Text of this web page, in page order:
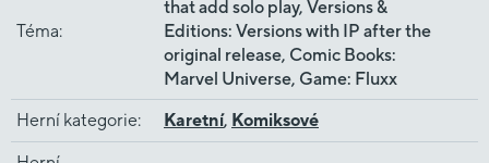
Téma:
that add solo play, Versions &
Editions: Versions with IP after the
original release, Comic Books:
Marvel Universe, Game: Fluxx
Herní kategorie: Karetní, Komiksové